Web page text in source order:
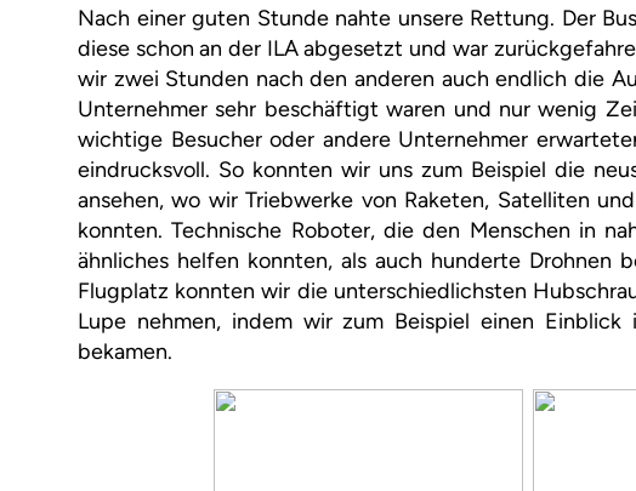
Nach einer guten Stunde nahte unsere Rettung. Der
diese schon an der ILA abgesetzt und war
wir zwei Stunden nach den anderen auch endlich die
Unternehmer sehr beschäftigt waren und nur wenig
wichtige Besucher oder andere Unternehmer
eindrucksvoll. So konnten wir uns zum Beispiel die
ansehen, wo wir Triebwerke von Raketen, Satelliten
konnten. Technische Roboter, die den Menschen in
ähnliches helfen konnten, als auch hunderte Drohnen
Flugplatz konnten wir die unterschiedlichsten
Lupe nehmen, indem wir zum Beispiel einen
bekamen.